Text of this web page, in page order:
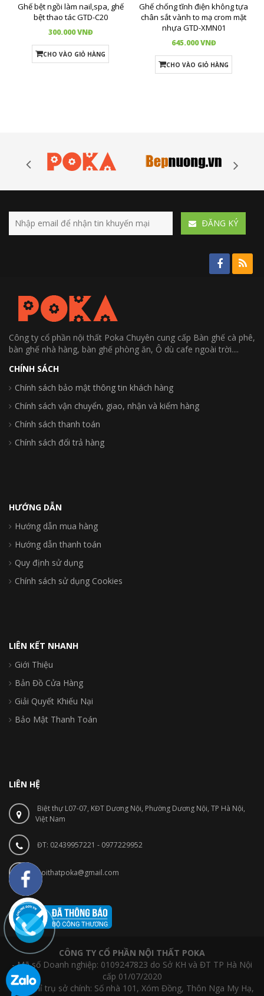
Ghế bệt ngồi làm nail,spa, ghế
bệt thao tác GTD-C20
300.000 VNĐ
CHO VÀO GIỎ HÀNG
Ghế chống tĩnh điện không tựa
chân sắt vành to mạ crom mặt
nhựa GTD-XMN01
645.000 VNĐ
CHO VÀO GIỎ HÀNG
ÐĂNG KÝ
Công ty cổ phần nội thất Poka Chuyên cung cấp Bàn ghế cà phê,
bàn ghế nhà hàng, bàn ghế phòng ăn, Ô dù cafe ngoài trời....
CHÍNH SÁCH
Chính sách bảo mật thông tin khách hàng
Chính sách vận chuyển, giao, nhận và kiểm hàng
Chính sách thanh toán
Chính sách đổi trả hàng
HƯỚNG DẪN
Hướng dẫn mua hàng
Hướng dẫn thanh toán
Quy định sử dụng
Chính sách sử dụng Cookies
LIÊN KẾT NHANH
Giới Thiệu
Bản Đồ Cửa Hàng
Giải Quyết Khiếu Nại
Bảo Mật Thanh Toán
LIÊN HỆ
Biệt thự L07-07, KĐT Dương Nội, Phường Dương Nội, TP Hà Nội,
Việt Nam
ĐT: 02439957221 - 0977229952
noithatpoka@gmail.com
CÔNG TY CỔ PHẦN NỘI THẤT POKA
- Mã số Doanh nghiệp: 0109247823 do Sở KH và ĐT TP Hà Nội
cấp 01/07/2020
- Địa chỉ trụ sở chính: Số nhà 101, Xóm Đồng, Thôn Nga My Hạ,